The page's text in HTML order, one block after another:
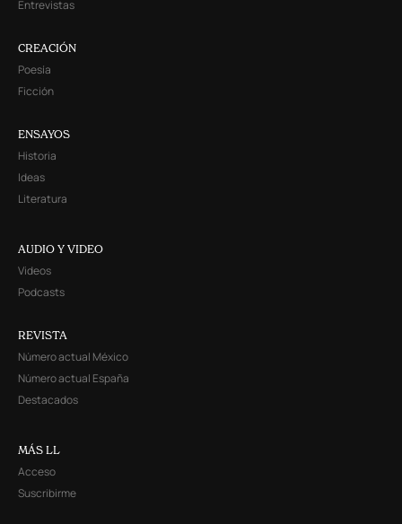
Entrevistas
CREACIÓN
Poesía
Ficción
ENSAYOS
Historia
Ideas
Literatura
AUDIO Y VIDEO
Videos
Podcasts
REVISTA
Número actual México
Número actual España
Destacados
MÁS LL
Acceso
Suscribirme